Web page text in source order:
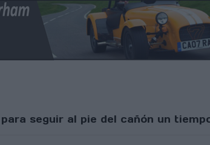
seguir al pie del cañón un